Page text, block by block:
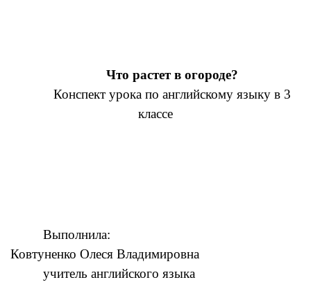
Что растет в огороде?
Конспект урока по английскому языку в 3
классе
Выполнила:
Ковтуненко Олеся Владимировна
учитель английского языка